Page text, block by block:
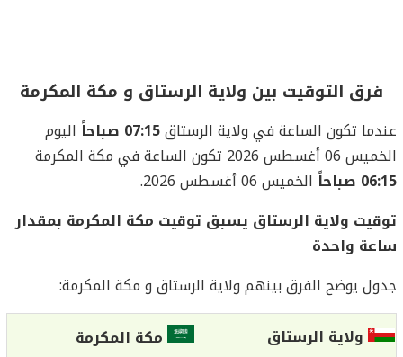
فرق التوقيت بين ولاية الرستاق و مكة المكرمة
عندما تكون الساعة في ولاية الرستاق07:15 صباحاً
اليوم
الخميس 06 أغسطس 2026 تكون الساعة في مكة المكرمة
06:15 صباحاً
الخميس 06 أغسطس 2026.
توقيت ولاية الرستاق يسبق توقيت مكة المكرمة بمقدار
ساعة واحدة
جدول يوضح الفرق بينهم ولاية الرستاق و مكة المكرمة:
ولاية الرستاق
مكة المكرمة